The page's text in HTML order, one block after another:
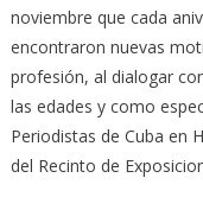
noviembre que cada
encontraron nuevas
profesión, al dialogar
las edades y como
Periodistas de Cuba en
del Recinto de